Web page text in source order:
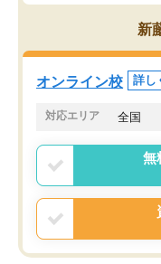
新
オンライン校 詳し
対応エリア 全国
無